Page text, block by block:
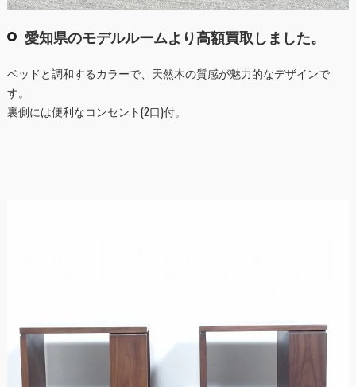
愛知県のモデルルームより高額買取しました。
ベッドと調和するカラーで、天然木の質感が魅力的なデザインで
す。
裏側には便利なコンセント(2口)付。